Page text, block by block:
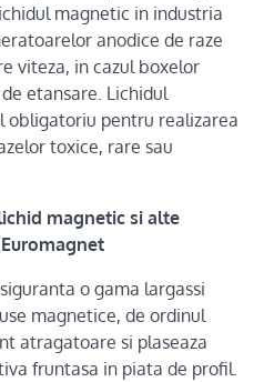
magnetic in industria
anodice de raze
viteza, in cazul boxelor
etansare. Lichidul
obligatoriu pentru realizarea
toxice, rare sau
magnetic si alte
o gama largassi
magnetice, de ordinul
atragatoare si plaseaza
fruntasa in piata de profil.